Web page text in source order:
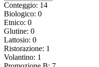
Conteggio: 14
Biologico: 0
Etnico: 0
Glutine: 0
Lattosio: 0
Ristorazione: 1
Volantino: 1